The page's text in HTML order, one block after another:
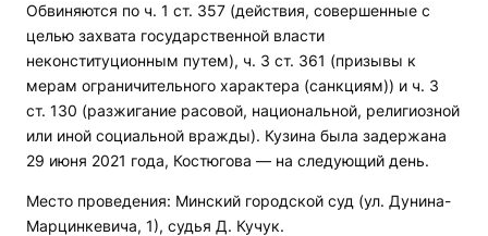
Обвиняются по ч. 1 ст. 357 (действия, совершенные с
целью захвата государственной власти
неконституционным путем), ч. 3 ст. 361 (призывы к
мерам ограничительного характера (санкциям)) и ч. 3
ст. 130 (разжигание расовой, национальной, религиозной
или иной социальной вражды). Кузина была задержана
29 июня 2021 года, Костюгова — на следующий день.
Место проведения: Минский городской суд (ул. Дунина-
Марцинкевича, 1), судья Д. Кучук.